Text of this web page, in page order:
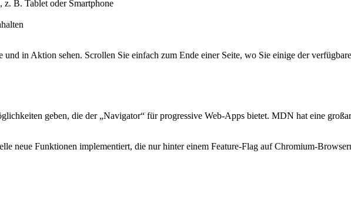
B. Tablet oder Smartphone
neue Funktionen implementiert, die nur hinter einem Feature-Flag auf Chromium-